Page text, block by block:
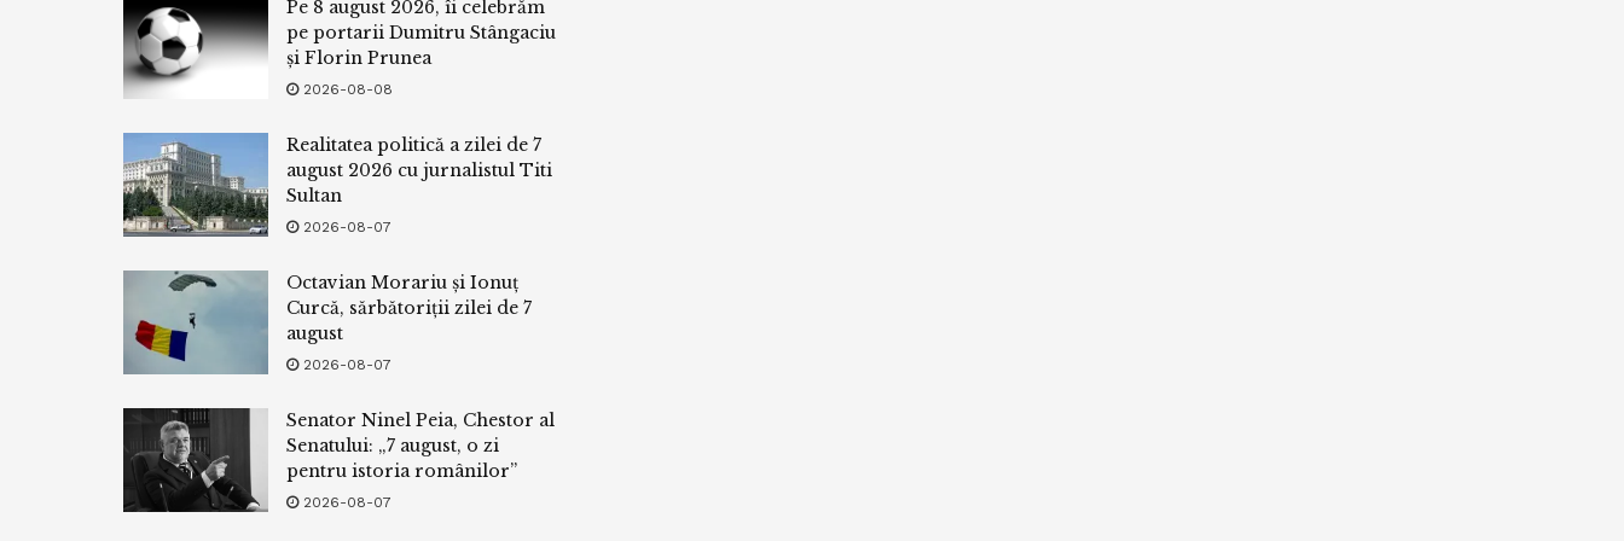
Pe 8 august 2026, îi celebrăm
pe portarii Dumitru Stângaciu
și Florin Prunea
2026-08-08
Realitatea politică a zilei de 7
august 2026 cu jurnalistul Titi
Sultan
2026-08-07
Octavian Morariu și Ionuț
Curcă, sărbătoriții zilei de 7
august
2026-08-07
Senator Ninel Peia, Chestor al
Senatului: „7 august, o zi
pentru istoria românilor”
2026-08-07